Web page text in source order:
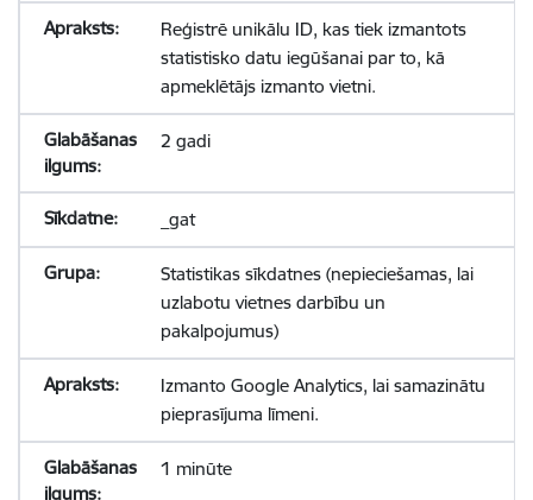
Reģistrē unikālu ID, kas tiek izmantots
statistisko datu iegūšanai par to, kā
apmeklētājs izmanto vietni.
2 gadi
_gat
Statistikas sīkdatnes (nepieciešamas, lai
uzlabotu vietnes darbību un
pakalpojumus)
Izmanto Google Analytics, lai samazinātu
pieprasījuma līmeni.
1 minūte